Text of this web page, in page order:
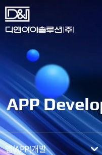
APP
앱(APP)개발